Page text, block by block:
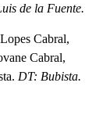
de la Fuente.
Cabral,
Cabral,
DT: Bubista.